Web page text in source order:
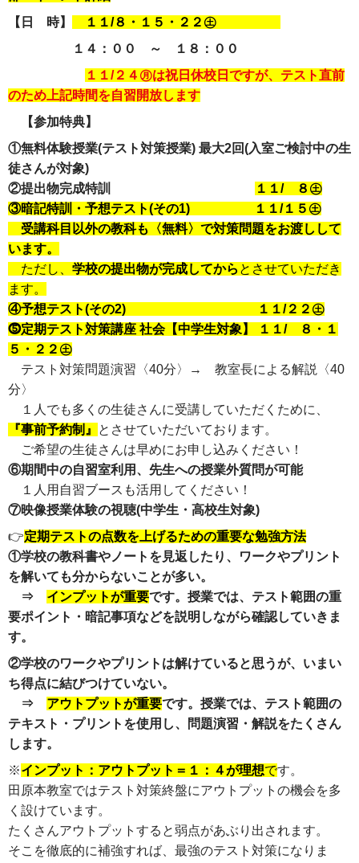
【日 時】
１１/８・１５・２２㊏
１４：００ ～ １８：００
１１/２４㊊は祝日休校日ですが、テスト直前
のため上記時間を自習開放します
【参加特典】
①無料体験授業(テスト対策授業) 最大2回(入室ご検討中の生
徒さんが対象)
②提出物完成特訓
１１/ ８㊏
③暗記特訓・予想テスト(その1)
１１/１５㊏
受講科目以外の教科も〈無料〉で対策問題をお渡しして
います。
ただし、 学校の提出物が完成してから とさせていただき
ます。
④予想テスト(その2)
１１/２２㊏
⓹定期テスト対策講座 社会【中学生対象】
１１/ ８・１
５・２２㊏
テスト対策問題演習〈40分〉→ 教室長による解説〈40
分〉
１人でも多くの生徒さんに受講していただくために、
『事前予約制』
とさせていただいております。
ご希望の生徒さんは早めにお申し込みください！
⑥期間中の自習室利用、先生への授業外質問が可能
１人用自習ブースも活用してください！
⑦映像授業体験の視聴(中学生・高校生対象)
👉定期テストの点数を上げるための重要な勉強方法
①学校の教科書やノートを見返したり、ワークやプリント
を解いても分からないことが多い。
⇒ インプットが重要です。授業では、テスト範囲の重
要ポイント・暗記事項などを説明しながら確認していきま
す。
②学校のワークやプリントは解けていると思うが、いまい
ち得点に結びつけていない。
⇒ アウトプットが重要です。授業では、テスト範囲の
テキスト・プリントを使用し、問題演習・解説をたくさん
します。
※インプット：アウトプット＝１：４が理想です。
田原本教室ではテスト対策終盤にアウトプットの機会を多
く設けています。
たくさんアウトプットすると弱点があぶり出されます。
そこを徹底的に補強すれば、最強のテスト対策になりま